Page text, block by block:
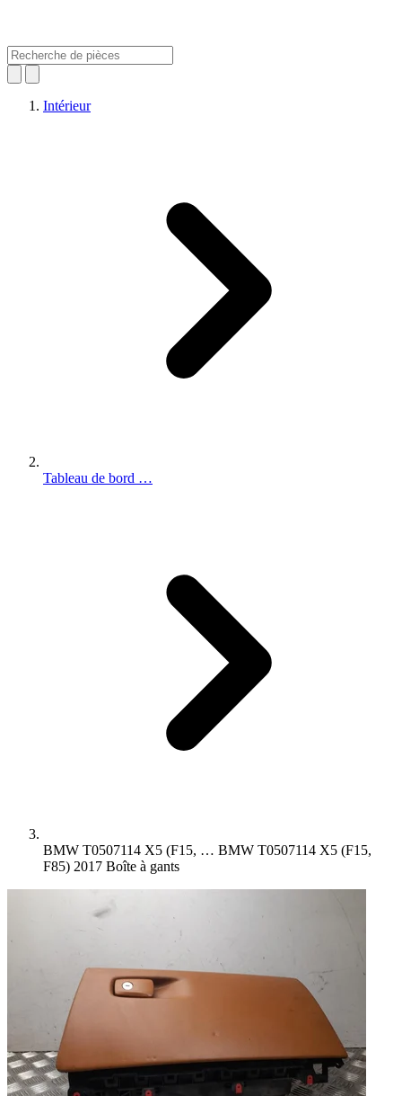
Intérieur
Tableau de bord …
BMW T0507114 X5 (F15, … BMW T0507114 X5 (F15,
F85) 2017 Boîte à gants